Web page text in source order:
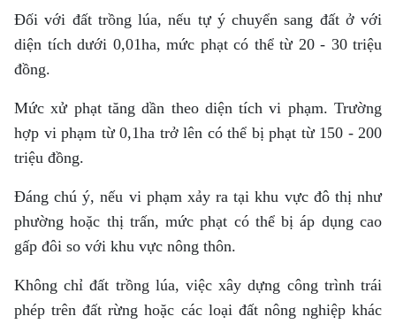
Đối với đất trồng lúa, nếu tự ý chuyển sang đất ở với
diện tích dưới 0,01ha, mức phạt có thể từ 20 - 30 triệu
đồng.
Mức xử phạt tăng dần theo diện tích vi phạm. Trường
hợp vi phạm từ 0,1ha trở lên có thể bị phạt từ 150 - 200
triệu đồng.
Đáng chú ý, nếu vi phạm xảy ra tại khu vực đô thị như
phường hoặc thị trấn, mức phạt có thể bị áp dụng cao
gấp đôi so với khu vực nông thôn.
Không chỉ đất trồng lúa, việc xây dựng công trình trái
phép trên đất rừng hoặc các loại đất nông nghiệp khác